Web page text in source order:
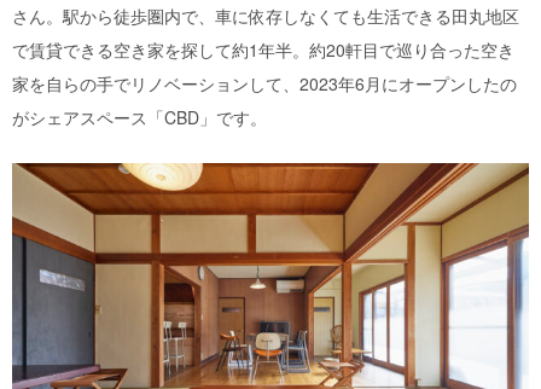
さん。駅から徒歩圏内で、車に依存しなくても生活できる田丸地区
で賃貸できる空き家を探して約1年半。約20軒目で巡り合った空き
家を自らの手でリノベーションして、2023年6月にオープンしたの
がシェアスペース「CBD」です。